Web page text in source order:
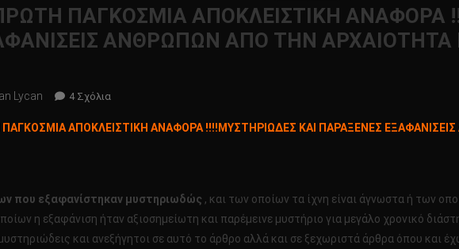
ΠΑΓΚΟΣΜΙΑ ΑΠΟΚΛΕΙΣΤΙΚΗ ΑΝΑΦΟΡΑ
ΑΝΘΡΩΠΩΝ ΑΠΟ ΤΗΝ ΑΡΧΑΙΟΤΗΤΑ
Lycan 4 Σχόλια
ΑΡΘΡΟ
ΑΝΑΦΟΡΑ
!!!!
ΜΥΣΤΗΡΙΩΔΕΣ
ΠΑΓΚΟΣΜΙΑ ΑΠΟΚΛΕΙΣΤΙΚΗ ΑΝΑΦΟΡΑ !!!!ΜΥΣΤΗΡΙΩΔΕΣ ΚΑΙ ΠΑΡΑΞΕΝΕΣ
που εξαφανίστηκαν μυστηριωδώς , και των οποίων τα ίχνη είναι άγνωστα ή των
η εξαφάνιση ήταν αξιοσημείωτη και παρέμεινε μυστήριο για μεγάλο χρονικό
και ανεξήγητοι σε αυτό το άρθρο αλλά και σε ξεχωριστά άρθρα όπου και